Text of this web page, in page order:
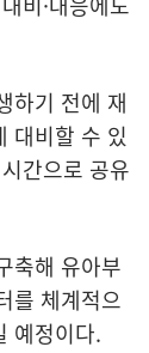
하기 전에 재
대비할 수 있
간으로 공유
축해 유아부
를 체계적으
예정이다.